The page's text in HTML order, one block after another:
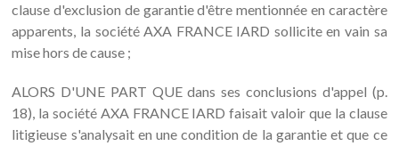
clause d'exclusion de garantie d'être mentionnée en caractère
apparents, la société AXA FRANCE IARD sollicite en vain sa
mise hors de cause ;
ALORS D'UNE PART QUE dans ses conclusions d'appel (p.
18), la société AXA FRANCE IARD faisait valoir que la clause
litigieuse s'analysait en une condition de la garantie et que ce